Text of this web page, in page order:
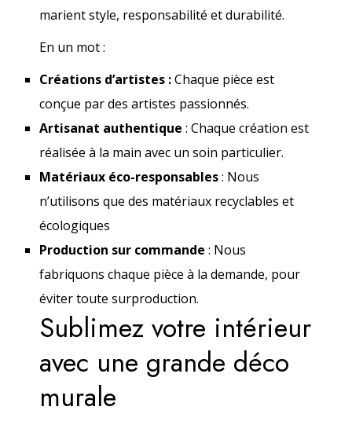
marient style, responsabilité et durabilité.
En un mot :
Créations d’artistes :Chaque pièce est
conçue par des artistes passionnés.
Artisanat authentique : Chaque création est
réalisée à la main avec un soin particulier.
Matériaux éco-responsables: Nous
n’utilisons que des matériaux recyclables et
écologiques
Production sur commande : Nous
fabriquons chaque pièce à la demande, pour
éviter toute surproduction.
Sublimez votre intérieur
avec une grande déco
murale